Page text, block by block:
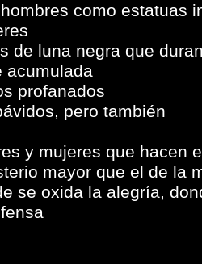
como estatuas
de luna negra que
acumulada
profanados
pero también
y mujeres que hacen
mayor que el de la
se oxida la alegría,